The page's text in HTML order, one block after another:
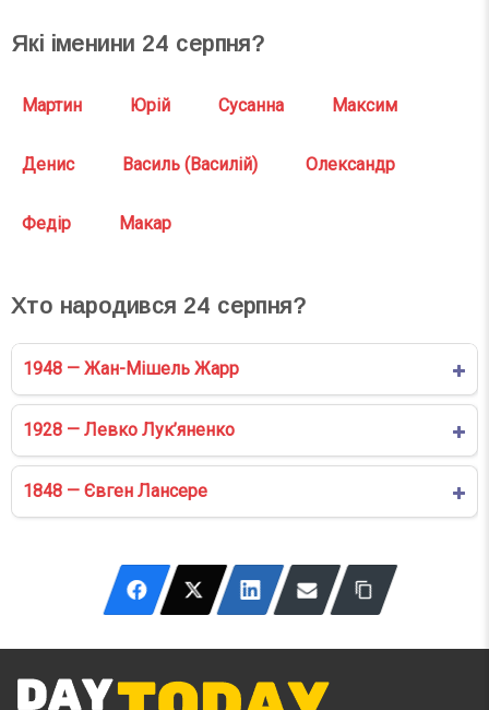
Які іменини 24 серпня?
Мартин Юрій Сусанна Максим
Денис Василь (Василій) Олександр
Федір Макар
Хто народився 24 серпня?
1948 — Жан-Мішель Жарр
1928 — Левко Лук’яненко
1848 — Євген Лансере